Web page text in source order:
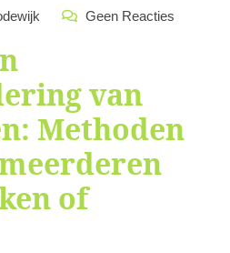
Geen Reacties
van
Methoden
of